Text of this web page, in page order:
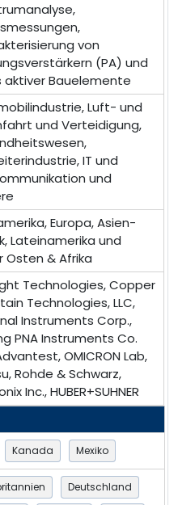
von
(PA) und
aktiver Bauelemente
Luft- und
und Verteidigung,
IT und
und
Europa, Asien-
Lateinamerika und
Osten & Afrika
Technologies, Copper
Technologies, LLC,
Instruments Corp.,
PNA Instruments Co.
OMICRON Lab,
Rohde & Schwarz,
Inc., HUBER+SUHNER
Kanada Mexiko
Deutschland